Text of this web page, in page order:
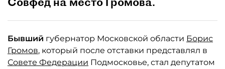
Бывший губернатор Московской области Борис
Громов, который после отставки представлял в
Совете Федерации Подмосковье, стал депутатом